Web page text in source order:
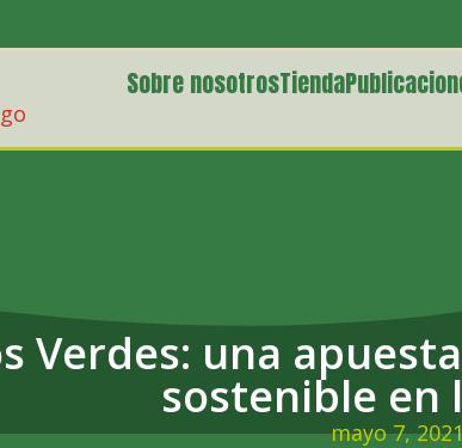
Sobre nosotrosTienda
Verdes: una
sostenible en
mayo 7,